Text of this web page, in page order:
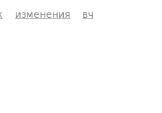
изменения вч